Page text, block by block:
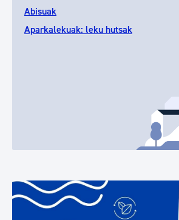
Abisuak
Aparkalekuak: leku hutsak